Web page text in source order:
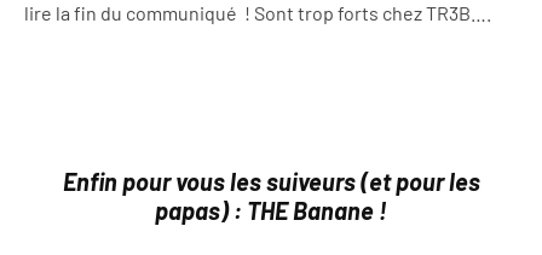
lire la fin du communiqué ! Sont trop forts chez TR3B….
Enfin pour vous les suiveurs (et pour les
papas) : THE Banane !